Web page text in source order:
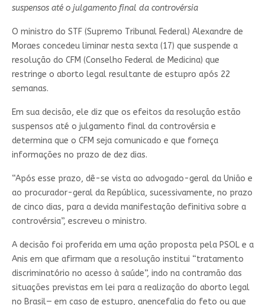
suspensos até o julgamento final da controvérsia
O ministro do STF (Supremo Tribunal Federal) Alexandre de
Moraes concedeu liminar nesta sexta (17) que suspende a
resolução do CFM (Conselho Federal de Medicina) que
restringe o aborto legal resultante de estupro após 22
semanas.
Em sua decisão, ele diz que os efeitos da resolução estão
suspensos até o julgamento final da controvérsia e
determina que o CFM seja comunicado e que forneça
informações no prazo de dez dias.
“Após esse prazo, dê-se vista ao advogado-geral da União e
ao procurador-geral da República, sucessivamente, no prazo
de cinco dias, para a devida manifestação definitiva sobre a
controvérsia”, escreveu o ministro.
A decisão foi proferida em uma ação proposta pela PSOL e a
Anis em que afirmam que a resolução institui “tratamento
discriminatório no acesso à saúde”, indo na contramão das
situações previstas em lei para a realização do aborto legal
no Brasil— em caso de estupro, anencefalia do feto ou que